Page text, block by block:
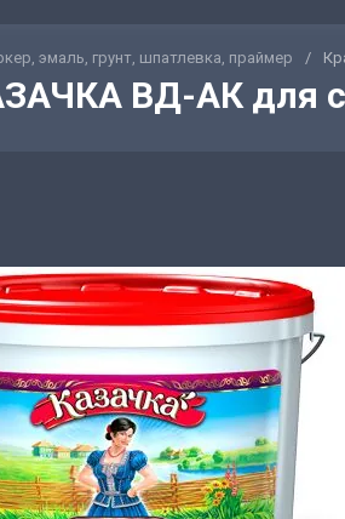
эмаль, грунт, шпатлевка, праймер /
ВД-АК для